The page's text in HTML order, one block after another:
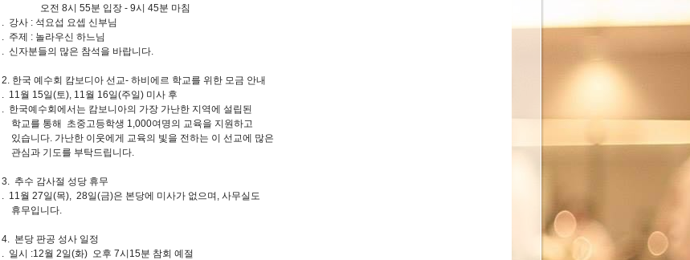
오전 8시 55분 입장 - 9시 45분 마침
. 강사 : 석요섭 요셉 신부님
. 주제 : 놀라우신 하느님
. 신자분들의 많은 참석을 바랍니다.
2. 한국 예수회 캄보디아 선교- 하비에르 학교를 위한 모금 안내
. 11월 15일(토), 11월 16일(주일) 미사 후
. 한국예수회에서는 캄보니아의 가장 가난한 지역에 설립된
학교를 통해 초중고등학생 1,000여명의 교육을 지원하고
있습니다. 가난한 이웃에게 교육의 빛을 전하는 이 선교에 많은
관심과 기도를 부탁드립니다.
3. 추수 감사절 성당 휴무
. 11월 27일(목), 28일(금)은 본당에 미사가 없으며, 사무실도
휴무입니다.
4. 본당 판공 성사 일정
. 일시 :12월 2일(화) 오후 7시15분 참회 예절